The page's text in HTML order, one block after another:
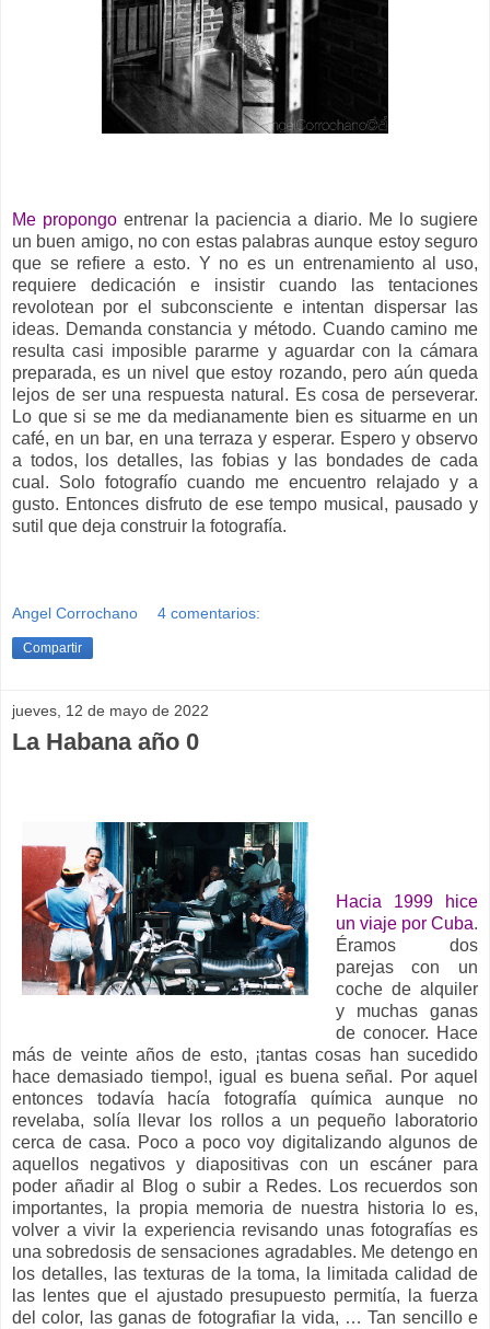
Me propongo entrenar la paciencia a diario. Me lo sugiere
un buen amigo, no con estas palabras aunque estoy seguro
que se refiere a esto. Y no es un entrenamiento al uso,
requiere dedicación e insistir cuando las tentaciones
revolotean por el subconsciente e intentan dispersar las
ideas. Demanda constancia y método. Cuando camino me
resulta casi imposible pararme y aguardar con la cámara
preparada, es un nivel que estoy rozando, pero aún queda
lejos de ser una respuesta natural. Es cosa de perseverar.
Lo que si se me da medianamente bien es situarme en un
café, en un bar, en una terraza y esperar. Espero y observo
a todos, los detalles, las fobias y las bondades de cada
cual. Solo fotografío cuando me encuentro relajado y a
gusto. Entonces disfruto de ese tempo musical, pausado y
sutil que deja construir la fotografía.
Angel Corrochano 4 comentarios:
Compartir
jueves, 12 de mayo de 2022
La Habana año 0
Hacia 1999 hice
un viaje por Cuba.
Éramos dos
parejas con un
coche de alquiler
y muchas ganas
de conocer. Hace
más de veinte años de esto, ¡tantas cosas han sucedido
hace demasiado tiempo!, igual es buena señal. Por aquel
entonces todavía hacía fotografía química aunque no
revelaba, solía llevar los rollos a un pequeño laboratorio
cerca de casa. Poco a poco voy digitalizando algunos de
aquellos negativos y diapositivas con un escáner para
poder añadir al Blog o subir a Redes. Los recuerdos son
importantes, la propia memoria de nuestra historia lo es,
volver a vivir la experiencia revisando unas fotografías es
una sobredosis de sensaciones agradables. Me detengo en
los detalles, las texturas de la toma, la limitada calidad de
las lentes que el ajustado presupuesto permitía, la fuerza
del color, las ganas de fotografiar la vida, … Tan sencillo e